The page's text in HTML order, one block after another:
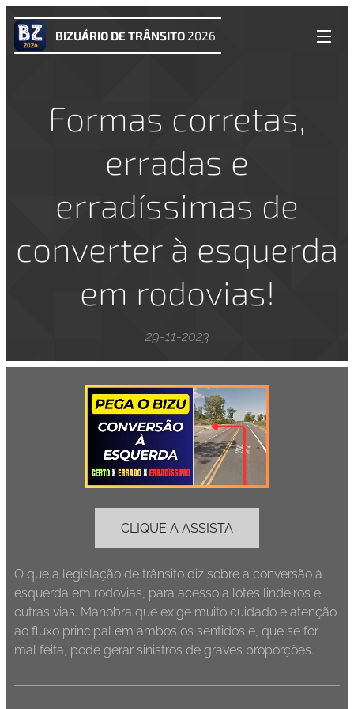
BIZUÁRIO DE TRÂNSITO 2026
Formas corretas,
erradas e
erradíssimas de
converter à esquerda
em rodovias!
29-11-2023
CLIQUE A ASSISTA
O que a legislação de trânsito diz sobre a conversão à
esquerda em rodovias, para acesso a lotes lindeiros e
outras vias. Manobra que exige muito cuidado e atenção
ao fluxo principal em ambos os sentidos e, que se for
mal feita, pode gerar sinistros de graves proporções.